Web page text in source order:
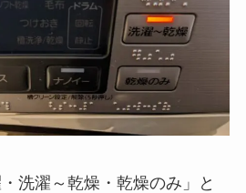
洗濯～乾燥・乾燥のみ」と